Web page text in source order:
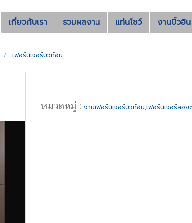
เกี่ยวกับเรา รวมผลงาน แท่นโชว์ งานบิ้วอิน
เฟอร์นิเจอร์บิวท์อิน
หมวดหมู่ : งานเฟอร์นิเจอร์บิวท์อิน,เฟอร์นิเจอร์ลอย